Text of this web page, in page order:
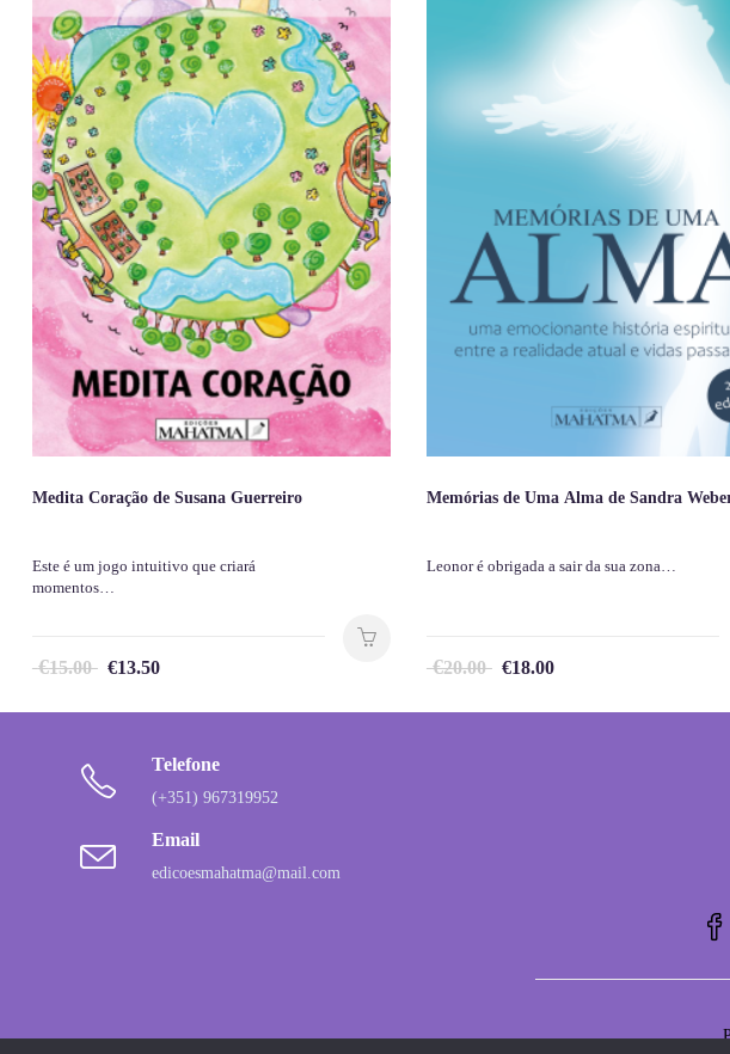
Medita Coração de Susana Guerreiro
Este é um jogo intuitivo que criará
momentos…
€15.00 €13.50
Memórias de Uma Alma de Sandra
Leonor é obrigada a sair da sua zona…
€20.00 €18.00
Telefone
(+351) 967319952
Email
edicoesmahatma@mail.com